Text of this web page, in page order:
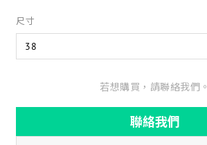
尺寸
若想購買，請聯絡我們。
聯絡我們